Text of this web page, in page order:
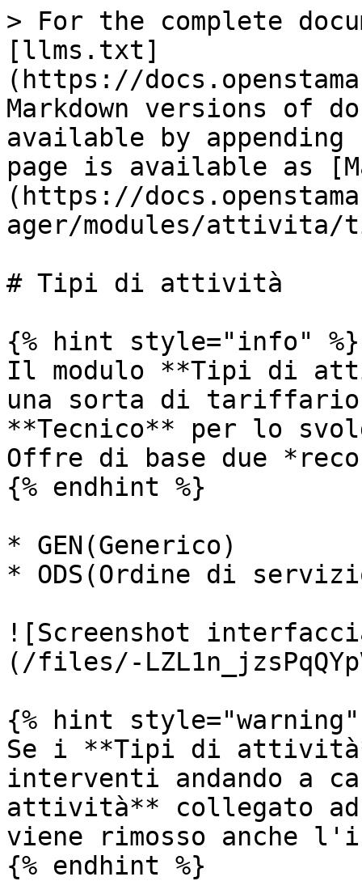
> For the complete
[llms.txt]
(https://
Markdown versions of
available by
page is available as
(https://
ager/modules/
# Tipi di attività
{% hint style="info" %}
Il modulo **Tipi di
una sorta di tariffario
**Tecnico** per lo
Offre di base due
{% endhint %}
* GEN(Generico)
* ODS(Ordine di
![Screenshot
(/files/-
{% hint style="warning"
Se i **Tipi di
interventi andando a
attività** collegato ad
viene rimosso anche
{% endhint %}